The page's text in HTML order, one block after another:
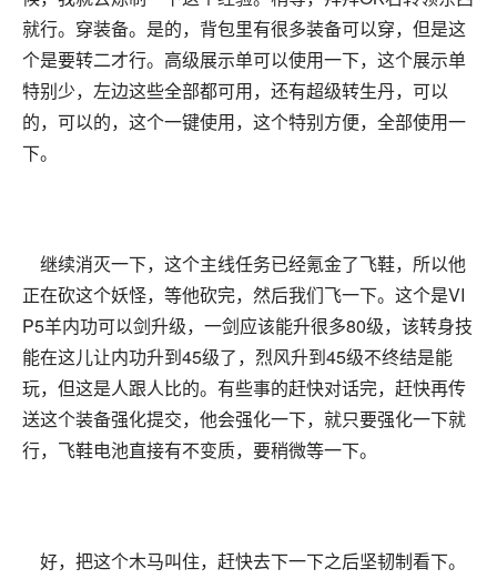
就行。穿装备。是的，背包里有很多装备可以穿，但是这
个是要转二才行。高级展示单可以使用一下，这个展示单
特别少，左边这些全部都可用，还有超级转生丹，可以
的，可以的，这个一键使用，这个特别方便，全部使用一
下。
继续消灭一下，这个主线任务已经氪金了飞鞋，所以他
正在砍这个妖怪，等他砍完，然后我们飞一下。这个是VI
P5羊内功可以剑升级，一剑应该能升很多80级，该转身技
能在这儿让内功升到45级了，烈风升到45级不终结是能
玩，但这是人跟人比的。有些事的赶快对话完，赶快再传
送这个装备强化提交，他会强化一下，就只要强化一下就
行，飞鞋电池直接有不变质，要稍微等一下。
好，把这个木马叫住，赶快去下一下之后坚韧制看下。